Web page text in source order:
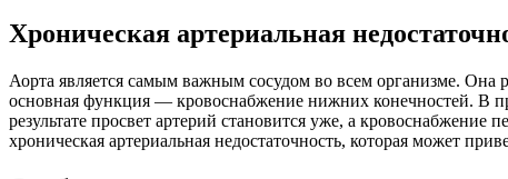
Хроническая артериальная
Аорта является самым важным сосудом во всем организме.
основная функция — кровоснабжение нижних конечностей. В
результате просвет артерий становится уже, а кровоснабжение
хроническая артериальная недостаточность, которая может